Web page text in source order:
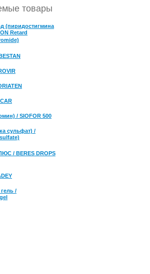
товары
(пиридостигмина
Retard
/ SIOFOR 500
сульфат) /
/ BERES DROPS
/